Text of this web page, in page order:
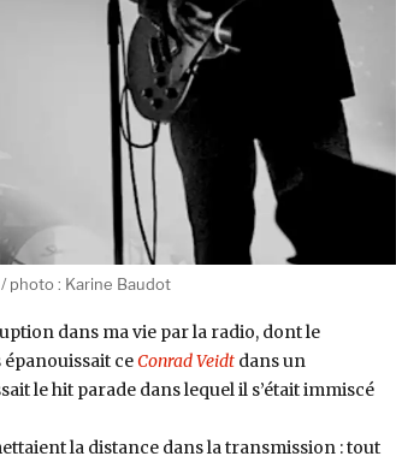
photo : Karine Baudot
dans ma vie par la radio, dont le
ceConrad Veidtdans un
le hit parade dans lequel il s’était immiscé
la distance dans la transmission : tout